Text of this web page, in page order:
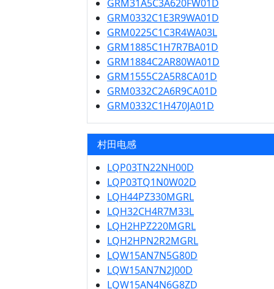
GRM31A5C3A620FW01D
GRM0332C1E3R9WA01D
GRM0225C1C3R4WA03L
GRM1885C1H7R7BA01D
GRM1884C2AR80WA01D
GRM1555C2A5R8CA01D
GRM0332C2A6R9CA01D
GRM0332C1H470JA01D
村田电感
LQP03TN22NH00D
LQP03TQ1N0W02D
LQH44PZ330MGRL
LQH32CH4R7M33L
LQH2HPZ220MGRL
LQH2HPN2R2MGRL
LQW15AN7N5G80D
LQW15AN7N2J00D
LQW15AN4N6G8ZD